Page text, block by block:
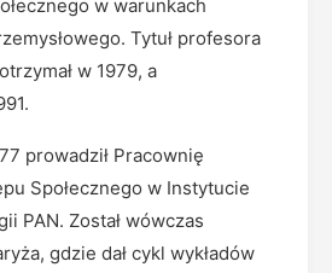
w warunkach
Tytuł profesora
w 1979, a
prowadził Pracownię
Społecznego w Instytucie
PAN. Został wówczas
gdzie dał cykl wykładów